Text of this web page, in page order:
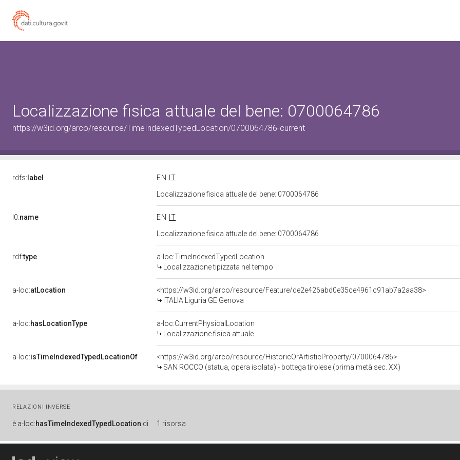
Localizzazione fisica attuale del bene: 0700064786
https://w3id.org/arco/resource/TimeIndexedTypedLocation/0700064786-current
rdfs: label EN
IT
Localizzazione fisica attuale del bene: 0700064786
l0:name EN
IT
Localizzazione fisica attuale del bene: 0700064786
rdf:type
a-loc:TimeIndexedTypedLocation
Localizzazione tipizzata nel tempo
a-loc:atLocation
<https://w3id.org/arco/resource/Feature/de2e426abd0e35ce4961c91ab7a2aa38>
ITALIA Liguria GE Genova
a-loc:hasLocationType
a-loc:CurrentPhysicalLocation
Localizzazione fisica attuale
a-loc:isTimeIndexedTypedLocationOf
<https://w3id.org/arco/resource/HistoricOrArtisticProperty/0700064786>
SAN ROCCO (statua, opera isolata) - bottega tirolese (prima metà sec. XX)
RELAZIONI INVERSE
è a-loc:hasTimeIndexedTypedLocation di 1 risorsa